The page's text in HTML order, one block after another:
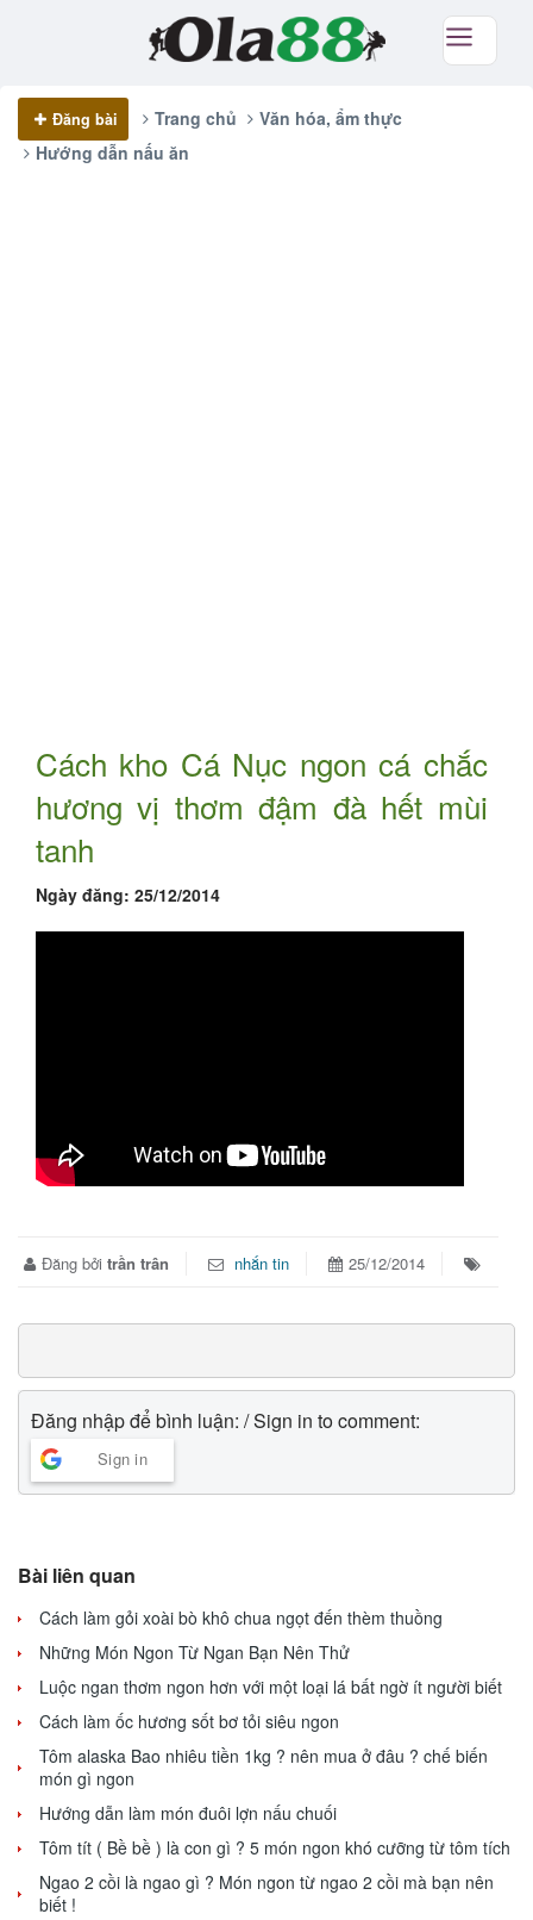
Đăng bài Trang chủ
Văn hóa, ẩm thực
Hướng dẫn nấu ăn
Cách kho Cá Nục ngon cá chắc
hương vị thơm đậm đà hết mùi
tanh
Ngày đăng: 25/12/2014
Đăng bởi trần trân nhắn tin 25/12/2014
Đăng nhập để bình luận: / Sign in to comment:
Sign in
Bài liên quan
Cách làm gỏi xoài bò khô chua ngọt đến thèm thuồng
Những Món Ngon Từ Ngan Bạn Nên Thử
Luộc ngan thơm ngon hơn với một loại lá bất ngờ ít người biết
Cách làm ốc hương sốt bơ tỏi siêu ngon
Tôm alaska Bao nhiêu tiền 1kg ? nên mua ở đâu ? chế biến
món gì ngon
Hướng dẫn làm món đuôi lợn nấu chuối
Tôm tít ( Bề bề ) là con gì ? 5 món ngon khó cưỡng từ tôm tích
Ngao 2 cồi là ngao gì ? Món ngon từ ngao 2 cồi mà bạn nên
biết !